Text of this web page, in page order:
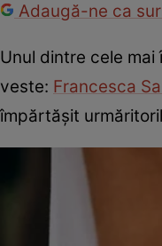
Adaugă-ne ca
Unul dintre cele mai
veste: Francesca
împărtășit